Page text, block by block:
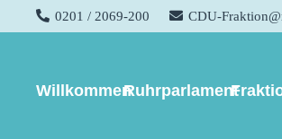
0201 / 2069-200 CDU-
WillkommenRuhrparlament